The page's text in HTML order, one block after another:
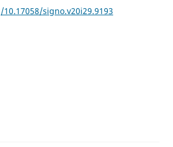
signo.v20i29.9193